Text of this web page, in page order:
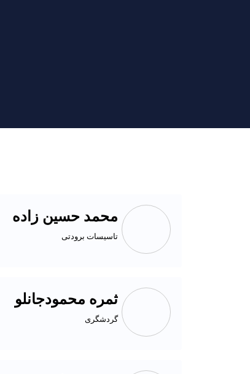
محمد حسین زاده
تاسیسات برودتی
ثمره محمودجانلو
گردشگری